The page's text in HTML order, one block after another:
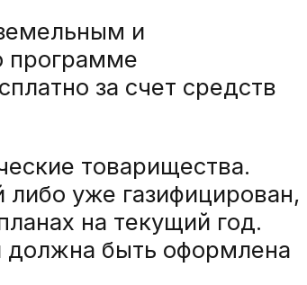
и
программе
за счет средств
товарищества.
уже газифицирован,
на текущий год.
должна быть оформлена